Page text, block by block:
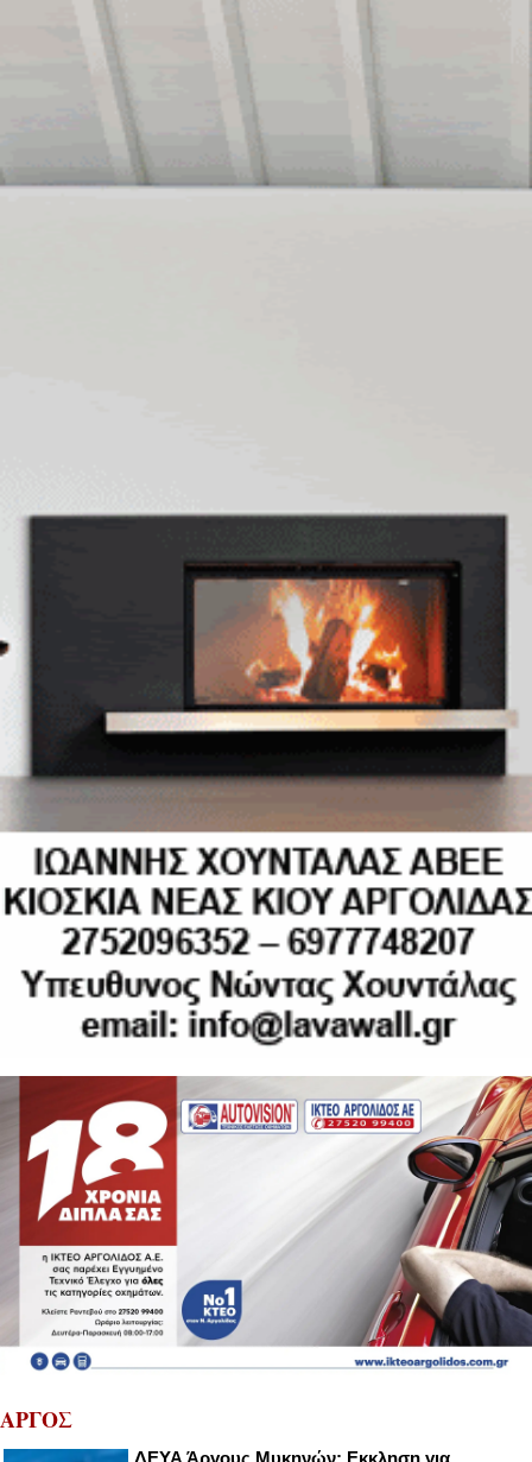
ΑΡΓΟΣ
ΔΕΥΑ Άργους Μυκηνών: Εκκληση για